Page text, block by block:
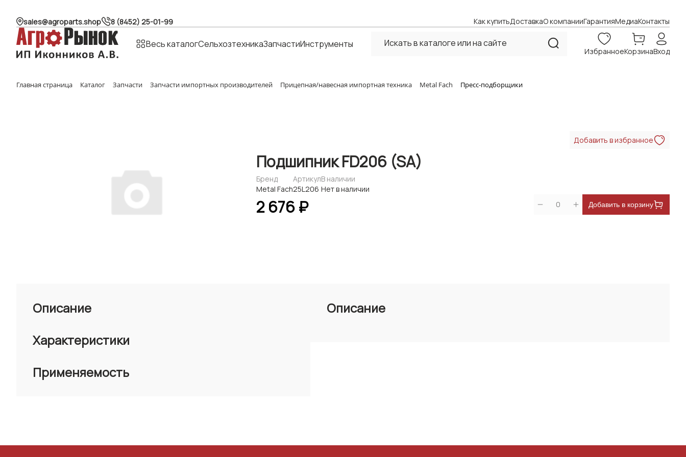
sales@agroparts.shop 8 (8452) 25-01-99 Как купитьДоставкаО компанииГарантияМедиаКонтакты
Весь каталогСельхозтехникаЗапчастиИнструменты
ИзбранноеКорзинаВход
Главная страница Каталог Запчасти Запчасти импортных производителей Прицепная/навесная импортная техника Metal Fach Пресс-подборщики
Добавить в избранное
Подшипник FD206 (SA)
Бренд
Metal Fach
Артикул
25L206
В наличии
Нет в наличии
2 676 ₽ 0 Добавить в корзину
Описание
Характеристики
Применяемость
Описание